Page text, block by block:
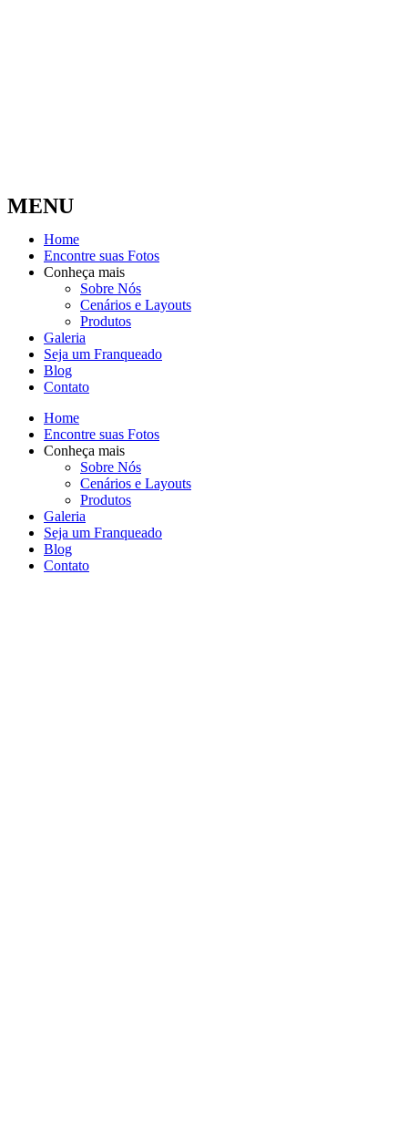
MENU
Home
Encontre suas Fotos
Conheça mais
Sobre Nós
Cenários e Layouts
Produtos
Galeria
Seja um Franqueado
Blog
Contato
Home
Encontre suas Fotos
Conheça mais
Sobre Nós
Cenários e Layouts
Produtos
Galeria
Seja um Franqueado
Blog
Contato